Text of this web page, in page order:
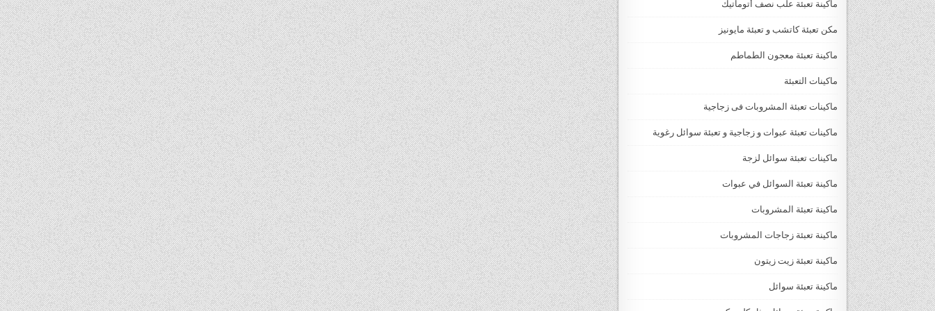
ماكينة تعبئة علب نصف أتوماتيك
مكن تعبئة كاتشب و تعبئة مايونيز
ماكينة تعبئة معجون الطماطم
ماكينات التعبئة
ماكينات تعبئة المشروبات فى زجاجية
ماكينات تعبئة عبوات و زجاجية و تعبئة سوائل رغوية
ماكينات تعبئة سوائل لزجة
‏‏‏ماكينة تعبئة السوائل في عبوات
ماكينة تعبئة المشروبات
ماكينة تعبئة زجاجات المشروبات
ماكينة تعبئة زيت زيتون
ماكينة تعبئة سوائل